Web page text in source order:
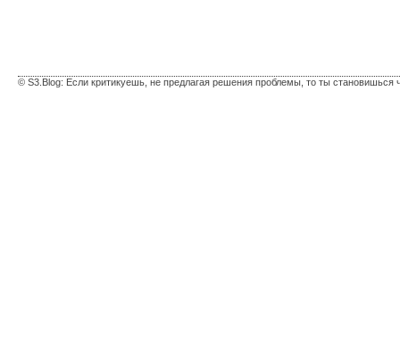
© S3.Blog: Если критикуешь, не предлагая решения проблемы, то ты становишься